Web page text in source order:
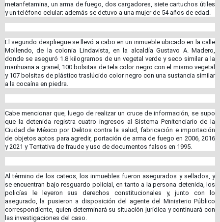
metanfetamina, un arma de fuego, dos cargadores, siete cartuchos útiles
y un teléfono celular; además se detuvo a una mujer de 54 años de edad.
El segundo despliegue se llevó a cabo en un inmueble ubicado en la calle
Mollendo, de la colonia Lindavista, en la alcaldía Gustavo A. Madero,
donde se aseguró 1.8 kilogramos de un vegetal verde y seco similar a la
marihuana a granel, 100 bolsitas de tela color negro con el mismo vegetal
y 107 bolsitas de plástico traslúcido color negro con una sustancia similar
a la cocaína en piedra.
Cabe mencionar que, luego de realizar un cruce de información, se supo
que la detenida registra cuatro ingresos al Sistema Penitenciario de la
Ciudad de México por Delitos contra la salud, fabricación e importación
de objetos aptos para agredir, portación de arma de fuego en 2006, 2016
y 2021 y Tentativa de fraude y uso de documentos falsos en 1995.
Al término de los cateos, los inmuebles fueron asegurados y sellados, y
se encuentran bajo resguardo policial, en tanto a la persona detenida, los
policías le leyeron sus derechos constitucionales y, junto con lo
asegurado, la pusieron a disposición del agente del Ministerio Público
correspondiente, quien determinará su situación jurídica y continuará con
las investigaciones del caso.